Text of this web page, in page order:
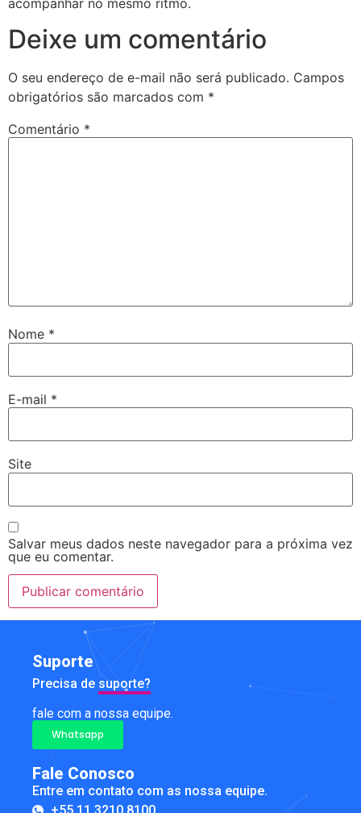
Deixe um comentário
O seu endereço de e-mail não será publicado. Campos
obrigatórios são marcados com *
Comentário *
Nome *
E-mail *
Site
Salvar meus dados neste navegador para a próxima vez
que eu comentar.
Suporte
Precisa de suporte?
fale com a nossa equipe.
Whatsapp
Fale Conosco
Entre em contato com as nossa equipe.